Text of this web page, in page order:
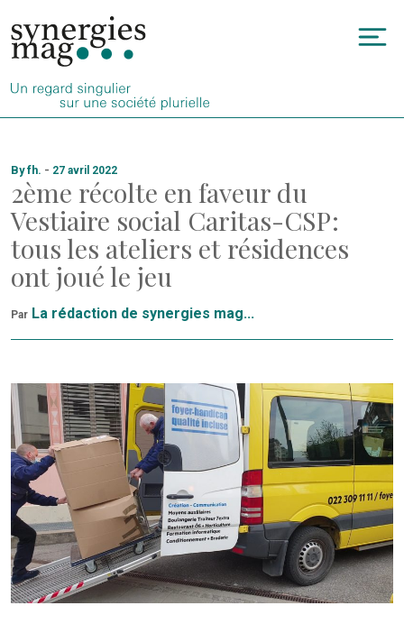
au
contenu
By fh. - 27 avril 2022
2ème récolte en faveur du
Vestiaire social Caritas-CSP :
tous les ateliers et résidences
ont joué le jeu
Par La rédaction de synergies mag...